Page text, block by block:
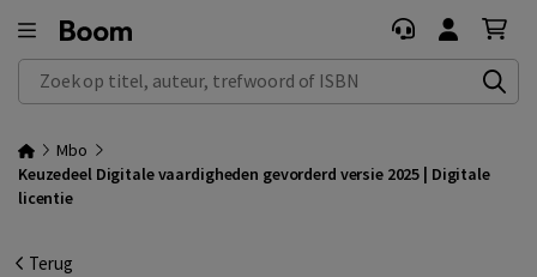
Zoek op titel, auteur, trefwoord of ISBN
Mbo
Keuzedeel Digitale vaardigheden gevorderd versie 2025 | Digitale
licentie
Terug